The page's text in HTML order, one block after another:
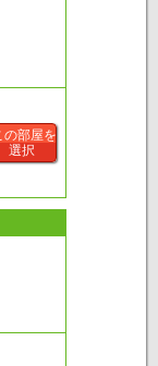
の部屋を
選択